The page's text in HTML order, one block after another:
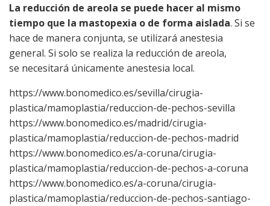
La reducción de areola se puede hacer al mismo
tiempo que la mastopexia o de forma aislada. Si se
hace de manera conjunta, se utilizará anestesia
general. Si solo se realiza la reducción de areola,
se necesitará únicamente anestesia local.
https://www.bonomedico.es/sevilla/cirugia-
plastica/mamoplastia/reduccion-de-pechos-sevilla
https://www.bonomedico.es/madrid/cirugia-
plastica/mamoplastia/reduccion-de-pechos-madrid
https://www.bonomedico.es/a-coruna/cirugia-
plastica/mamoplastia/reduccion-de-pechos-a-coruna
https://www.bonomedico.es/a-coruna/cirugia-
plastica/mamoplastia/reduccion-de-pechos-santiago-